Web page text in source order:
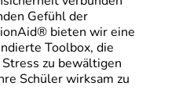
Gefühl der
bieten wir eine
Toolbox, die
zu bewältigen
Schüler wirksam zu